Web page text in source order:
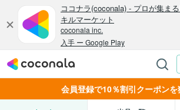
会員登録で10％割引クーポンを